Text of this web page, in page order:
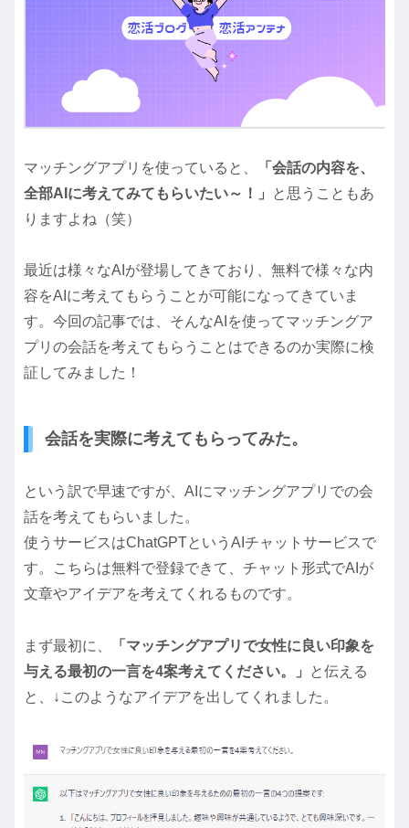
マッチングアプリを使っていると、
「会話の内容を、
全部AIに考えてみてもらいたい～！」
と思うこともあ
りますよね（笑）
最近は様々なAIが登場してきており、無料で様々な内
容をAIに考えてもらうことが可能になってきていま
す。今回の記事では、そんなAIを使ってマッチングア
プリの会話を考えてもらうことはできるのか実際に検
証してみました！
会話を実際に考えてもらってみた。
という訳で早速ですが、AIにマッチングアプリでの会
話を考えてもらいました。
使うサービスはChatGPTというAIチャットサービスで
す。こちらは無料で登録できて、チャット形式でAIが
文章やアイデアを考えてくれるものです。
まず最初に、
「マッチングアプリで女性に良い印象を
与える最初の一言を4案考えてください。」
と伝える
と、↓このようなアイデアを出してくれました。